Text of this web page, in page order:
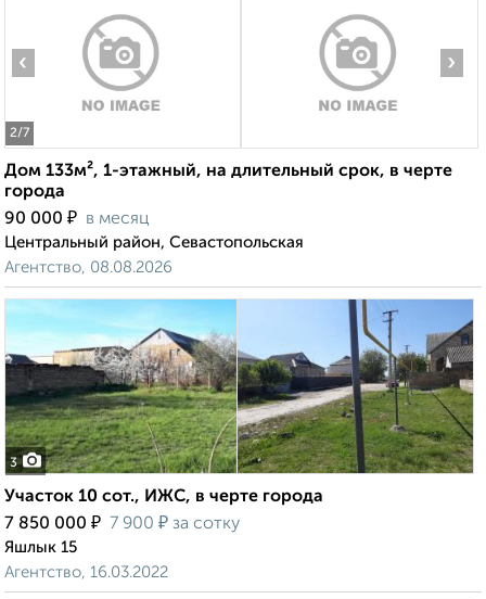
2/7
‹ ›
Дом 133м², 1-этажный, на длительный срок, в черте
города
90 000 ₽ в месяц
Центральный район, Севастопольская
Агентство, 08.08.2026
3
Участок 10 сот., ИЖС, в черте города
7 850 000 ₽ 7 900 ₽ за сотку
Яшлык 15
Агентство, 16.03.2022